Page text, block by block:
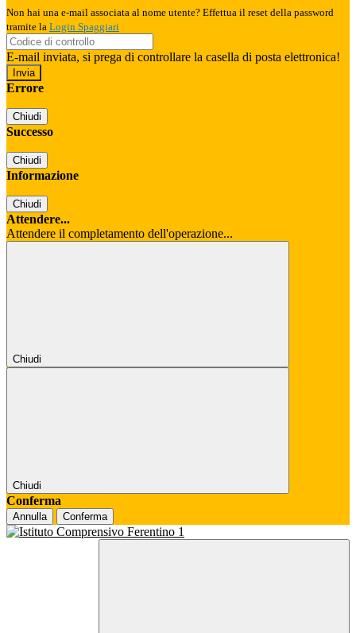
Non hai una e-mail associata al nome utente? Effettua il reset della password
tramite la Login Spaggiari
E-mail inviata, si prega di controllare la casella di posta elettronica!
Errore
Chiudi
Successo
Chiudi
Informazione
Chiudi
Attendere...
Attendere il completamento dell'operazione...
Chiudi
Chiudi
Conferma
Annulla Conferma